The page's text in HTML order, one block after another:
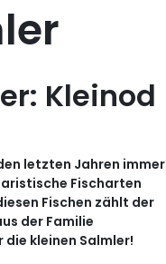
Kleinod
letzten Jahren immer
Fischarten
Fischen zählt der
der Familie
kleinen Salmler!